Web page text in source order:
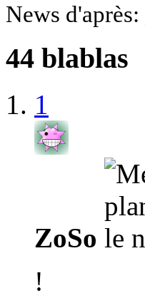
News d'après:
44 blablas
1
ZoSo
!